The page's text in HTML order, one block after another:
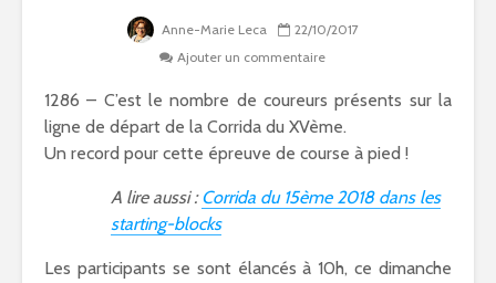
Anne-Marie Leca
22/10/2017
Ajouter un commentaire
1286 – C’est le nombre de coureurs présents sur la
ligne de départ de la Corrida du XVème.
Un record pour cette épreuve de course à pied !
A lire aussi :Corrida du 15ème 2018 dans les
starting-blocks
Les participants se sont élancés à 10h, ce dimanche